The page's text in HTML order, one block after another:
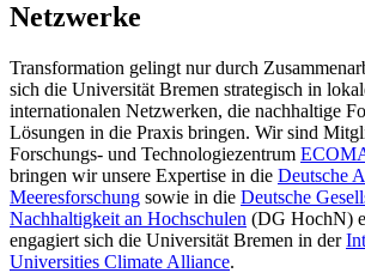
Netzwerke
Transformation gelingt nur durch
sich die Universität Bremen strategisch in
internationalen Netzwerken, die nachhaltige
Lösungen in die Praxis bringen. Wir sind
Forschungs- und Technologiezentrum
bringen wir unsere Expertise in die Deutsche
Meeresforschung sowie in die Deutsche
Nachhaltigkeit an Hochschulen (DG HochN)
engagiert sich die Universität Bremen in der
Universities Climate Alliance.